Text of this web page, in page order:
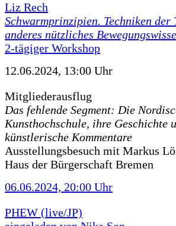
Liz Rech
Schwarmprinzipien. Techniken der
anderes nützliches
2-tägiger Workshop
12.06.2024, 13:00 Uhr
Mitgliederausflug
Das fehlende Segment: Die
Kunsthochschule, ihre Geschichte
künstlerische Kommentare
Ausstellungsbesuch mit Markus
Haus der Bürgerschaft Bremen
06.06.2024, 20:00 Uhr
PHEW (live/JP)